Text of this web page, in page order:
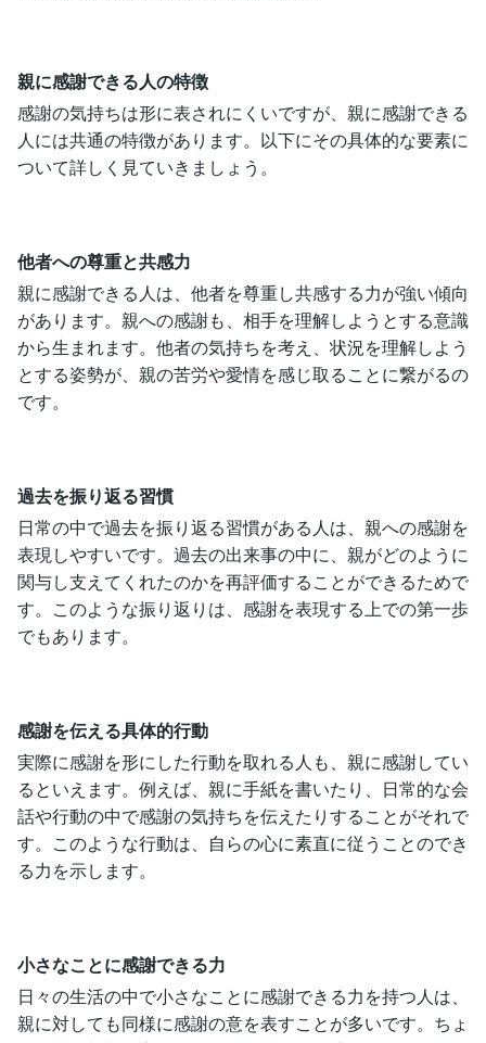
親に感謝できる人の特徴
感謝の気持ちは形に表されにくいですが、親に感謝できる
人には共通の特徴があります。以下にその具体的な要素に
ついて詳しく見ていきましょう。
他者への尊重と共感力
親に感謝できる人は、他者を尊重し共感する力が強い傾向
があります。親への感謝も、相手を理解しようとする意識
から生まれます。他者の気持ちを考え、状況を理解しよう
とする姿勢が、親の苦労や愛情を感じ取ることに繋がるの
です。
過去を振り返る習慣
日常の中で過去を振り返る習慣がある人は、親への感謝を
表現しやすいです。過去の出来事の中に、親がどのように
関与し支えてくれたのかを再評価することができるためで
す。このような振り返りは、感謝を表現する上での第一歩
でもあります。
感謝を伝える具体的行動
実際に感謝を形にした行動を取れる人も、親に感謝してい
るといえます。例えば、親に手紙を書いたり、日常的な会
話や行動の中で感謝の気持ちを伝えたりすることがそれで
す。このような行動は、自らの心に素直に従うことのでき
る力を示します。
小さなことに感謝できる力
日々の生活の中で小さなことに感謝できる力を持つ人は、
親に対しても同様に感謝の意を表すことが多いです。ちょ